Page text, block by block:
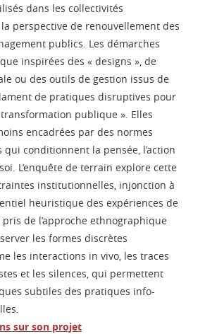
dans les collectivités
perspective de renouvellement des
publics. Les démarches
inspirées des « designs », de
ou des outils de gestion issus de
de pratiques disruptives pour
publique ». Elles
encadrées par des normes
conditionnent la pensée, l’action
L’enquête de terrain explore cette
institutionnelles, injonction à
heuristique des expériences de
de l’approche ethnographique
les formes discrètes
les interactions in vivo, les traces
et les silences, qui permettent
subtiles des pratiques info-
sur son projet